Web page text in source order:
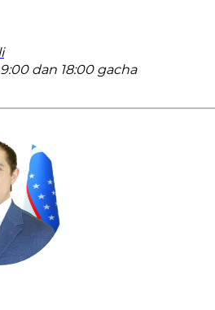
dan 18:00 gacha